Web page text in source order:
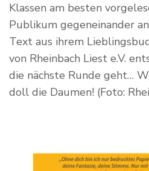
Klassen am besten
Publikum gegeneinander
Text aus ihrem
von Rheinbach Liest e.V.
die nächste Runde geht…
doll die Daumen! (Foto: